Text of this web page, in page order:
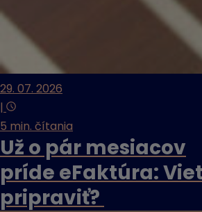
29. 07. 2026
|
5 min. čítania
Už o pár mesiacov
príde eFaktúra:
pripraviť?